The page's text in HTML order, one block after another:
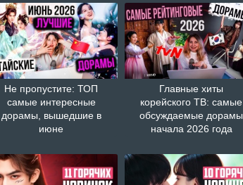
Не пропустите: ТОП
самые интересные
дорамы, вышедшие в
июне
Главные хиты
корейского ТВ: самые
обсуждаемые дорамы
начала 2026 года